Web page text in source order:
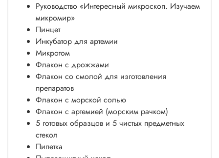
Руководство «Интересный микроскоп. Изучаем
микромир»
Пинцет
Инкубатор для артемии
Микротом
Флакон с дрожжами
Флакон со смолой для изготовления
препаратов
Флакон с морской солью
Флакон с артемией (морским рачком)
5 готовых образцов и 5 чистых предметных
стекол
Пипетка